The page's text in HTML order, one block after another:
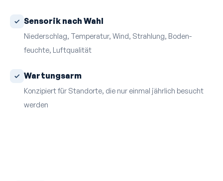
Sensorik nach Wahl
Niederschlag, Temperatur, Wind, Strahlung, Boden­
feuchte, Luftqualität
Wartungsarm
Konzipiert für Standorte, die nur einmal jährlich besucht
werden